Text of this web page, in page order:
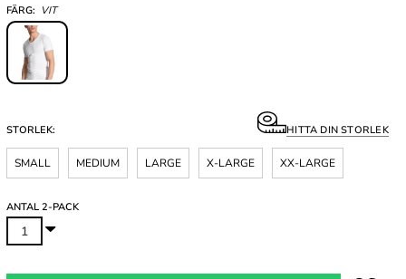
FÄRG: VIT
STORLEK: HITTA DIN STORLEK
SMALL MEDIUM LARGE X-LARGE XX-LARGE
ANTAL 2-PACK